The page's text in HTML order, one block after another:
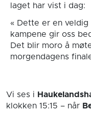
laget har vist i dag:
« Dette er en
kampene gir oss
Det blir moro å
morgendagens
Vi ses i
klokken 15:15 – når